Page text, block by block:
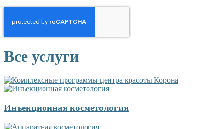
Все услуги
Инъекционная косметология